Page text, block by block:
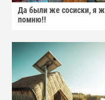
Да были же сосиски, я ж
помню!!